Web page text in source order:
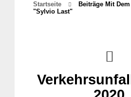
Startseite
Beiträge Mit
"Sylvio Last"